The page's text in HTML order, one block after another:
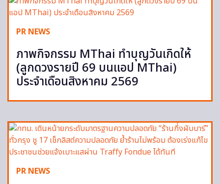
PR NEWS
ภาพกิจกรรม MThai ทำบุญวันเกิดให้
(ลูกดวงรายปี 69 บนแอป MThai)
ประจำเดือนสิงหาคม 2569
PR NEWS